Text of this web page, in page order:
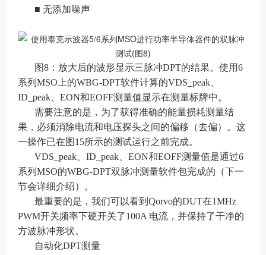
■ 无添加噪声
图8：放大后的波形显示三脉冲DPT的结果。使用6
系列MSO上的WBG-DPT软件计算的VDS_peak、
ID_peak、EON和EOFF测量值显示在测量标牌中。
需要注意的是，为了获得准确的能量损耗测量结
果，必须消除电流和电压探头之间的偏移（去偏）。这
一操作已在图15所示的测试运行之前完成。
VDS_peak、ID_peak、EON和EOFF测量值是通过6
系列MSO的WBG-DPT双脉冲测量软件包完成的（下一
节会详细介绍）。
最重要的是，我们可以看到Qorvo的DUT在1MHz
PWM开关频率下硬开关了100A 电流，并保持了干净的
方波脉冲形状。
自动化DPT测量